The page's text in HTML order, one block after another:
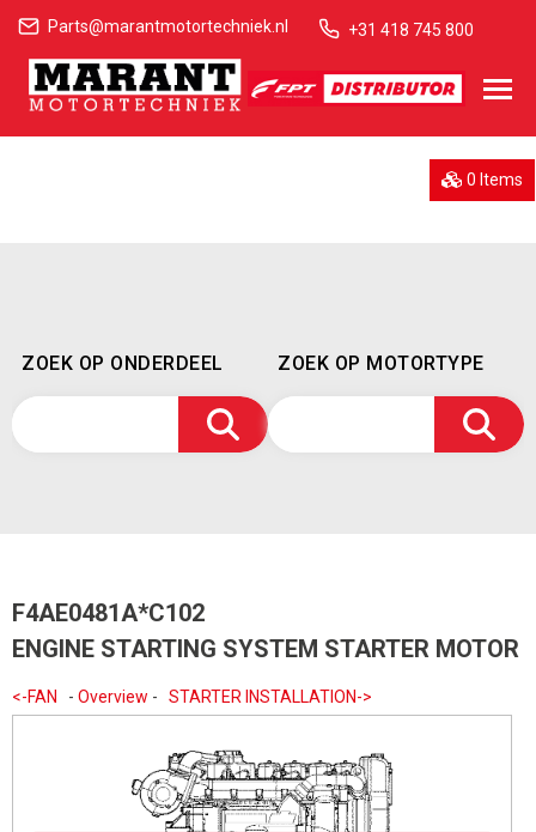
Parts@marantmotortechniek.nl +31 418 745 800
0 Items
ZOEK OP ONDERDEEL ZOEK OP MOTORTYPE
F4AE0481A*C102
ENGINE STARTING SYSTEM STARTER MOTOR
<-FAN - Overview - STARTER INSTALLATION->